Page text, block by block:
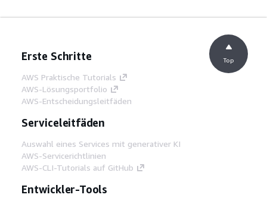
Erste Schritte
AWS Praktische Tutorials
AWS-Lösungsportfolio
AWS-Entscheidungsleitfäden
Serviceleitfäden
Auswahl eines Services mit generativer KI
AWS-Servicerichtlinien
AWS-CLI-Tutorials auf GitHub
Entwickler-Tools
Top